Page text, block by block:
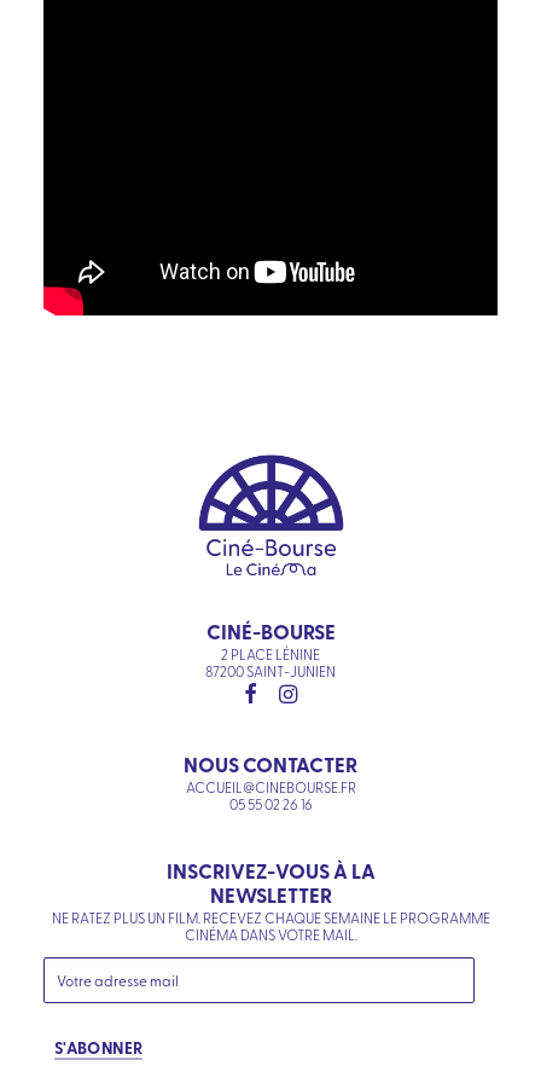
CINÉ-BOURSE
2 PLACE LÉNINE
87200 SAINT-JUNIEN
NOUS CONTACTER
ACCUEIL@CINEBOURSE.FR
05 55 02 26 16
INSCRIVEZ-VOUS À LA
NEWSLETTER
NE RATEZ PLUS UN FILM. RECEVEZ CHAQUE SEMAINE LE PROGRAMME
CINÉMA DANS VOTRE MAIL.
S'ABONNER